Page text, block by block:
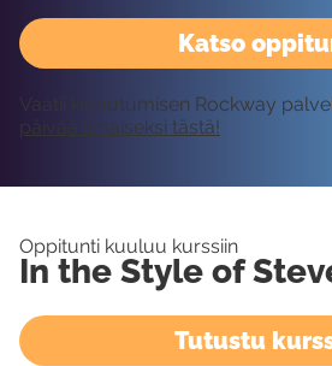
Katso
Vaatii kirjautumisen Rockway
päivää ilmaiseksi tästä!
Oppitunti kuuluu kurssiin
In the Style of
Tutustu